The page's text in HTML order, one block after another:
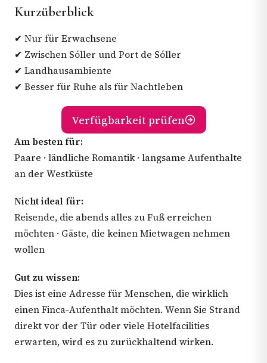
Kurzüberblick
✔ Nur für Erwachsene
✔ Zwischen Sóller und Port de Sóller
✔ Landhausambiente
✔ Besser für Ruhe als für Nachtleben
Verfügbarkeit prüfen
Am besten für:
Paare · ländliche Romantik · langsame Aufenthalte
an der Westküste
Nicht ideal für:
Reisende, die abends alles zu Fuß erreichen
möchten · Gäste, die keinen Mietwagen nehmen
wollen
Gut zu wissen:
Dies ist eine Adresse für Menschen, die wirklich
einen Finca-Aufenthalt möchten. Wenn Sie Strand
direkt vor der Tür oder viele Hotelfacilities
erwarten, wird es zu zurückhaltend wirken.